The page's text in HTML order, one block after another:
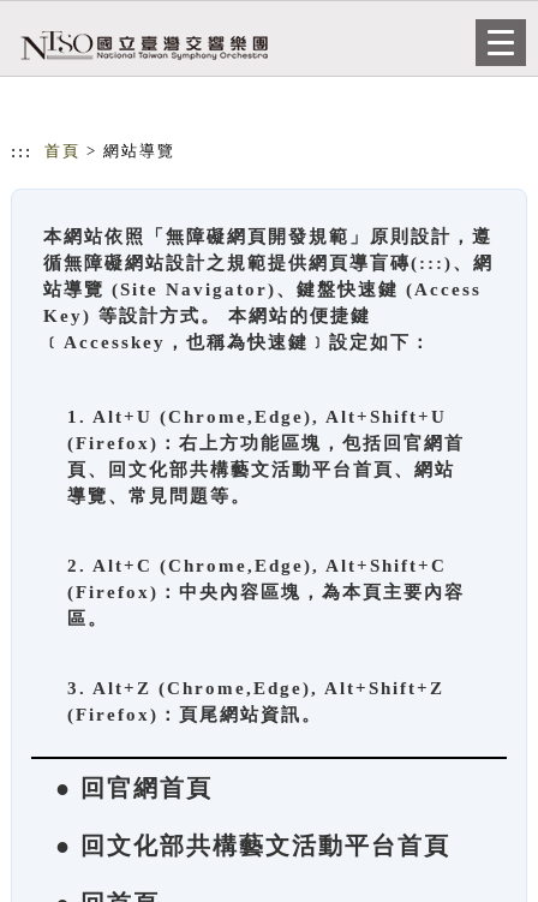
::: 首頁 > 網站導覽
本網站依照「無障礙網頁開發規範」原則設計，遵
循無障礙網站設計之規範提供網頁導盲磚(:::)、網
站導覽 (Site Navigator)、鍵盤快速鍵 (Access
Key) 等設計方式。 本網站的便捷鍵
﹝Accesskey，也稱為快速鍵﹞設定如下：
1. Alt+U (Chrome,Edge), Alt+Shift+U
(Firefox)：右上方功能區塊，包括回官網首
頁、回文化部共構藝文活動平台首頁、網站
導覽、常見問題等。
2. Alt+C (Chrome,Edge), Alt+Shift+C
(Firefox)：中央內容區塊，為本頁主要內容
區。
3. Alt+Z (Chrome,Edge), Alt+Shift+Z
(Firefox)：頁尾網站資訊。
● 回官網首頁
● 回文化部共構藝文活動平台首頁